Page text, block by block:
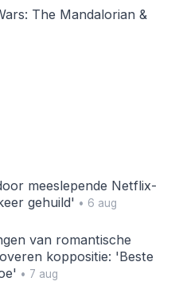
The Mandalorian &
meeslepende Netflix-
gehuild' • 6 aug
van romantische
koppositie: 'Beste
• 7 aug